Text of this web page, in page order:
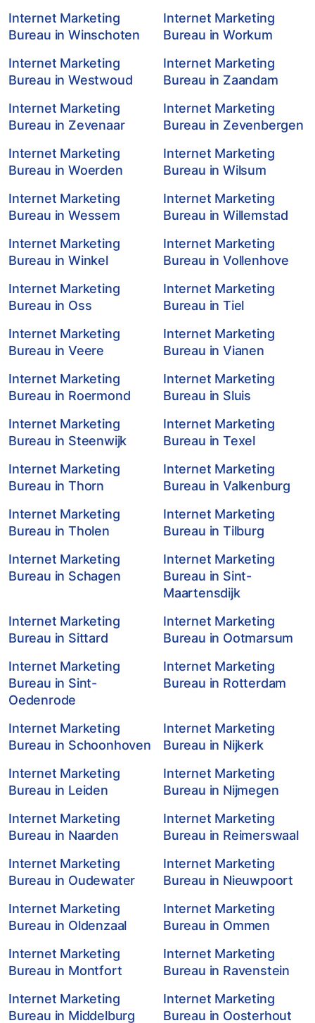
Internet Marketing
Bureau in Winschoten
Internet Marketing
Bureau in Workum
Internet Marketing
Bureau in Westwoud
Internet Marketing
Bureau in Zaandam
Internet Marketing
Bureau in Zevenaar
Internet Marketing
Bureau in Zevenbergen
Internet Marketing
Bureau in Woerden
Internet Marketing
Bureau in Wilsum
Internet Marketing
Bureau in Wessem
Internet Marketing
Bureau in Willemstad
Internet Marketing
Bureau in Winkel
Internet Marketing
Bureau in Vollenhove
Internet Marketing
Bureau in Oss
Internet Marketing
Bureau in Tiel
Internet Marketing
Bureau in Veere
Internet Marketing
Bureau in Vianen
Internet Marketing
Bureau in Roermond
Internet Marketing
Bureau in Sluis
Internet Marketing
Bureau in Steenwijk
Internet Marketing
Bureau in Texel
Internet Marketing
Bureau in Thorn
Internet Marketing
Bureau in Valkenburg
Internet Marketing
Bureau in Tholen
Internet Marketing
Bureau in Tilburg
Internet Marketing
Bureau in Schagen
Internet Marketing
Bureau in Sint-
Maartensdijk
Internet Marketing
Bureau in Sittard
Internet Marketing
Bureau in Ootmarsum
Internet Marketing
Bureau in Sint-
Oedenrode
Internet Marketing
Bureau in Rotterdam
Internet Marketing
Bureau in Schoonhoven
Internet Marketing
Bureau in Nijkerk
Internet Marketing
Bureau in Leiden
Internet Marketing
Bureau in Nijmegen
Internet Marketing
Bureau in Naarden
Internet Marketing
Bureau in Reimerswaal
Internet Marketing
Bureau in Oudewater
Internet Marketing
Bureau in Nieuwpoort
Internet Marketing
Bureau in Oldenzaal
Internet Marketing
Bureau in Ommen
Internet Marketing
Bureau in Montfort
Internet Marketing
Bureau in Ravenstein
Internet Marketing
Bureau in Middelburg
Internet Marketing
Bureau in Oosterhout